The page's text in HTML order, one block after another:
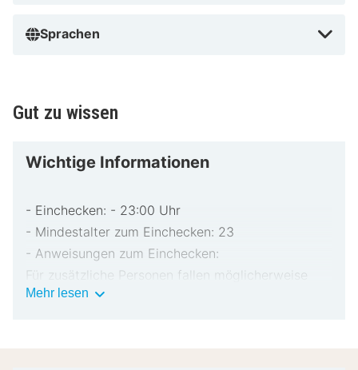
Sprachen
Gut zu wissen
Wichtige Informationen
- Einchecken: - 23:00 Uhr
- Mindestalter zum Einchecken: 23
- Anweisungen zum Einchecken:
Für zusätzliche Personen fallen möglicherweise
Gebühren an, die abhängig von den Bestimmungen
Mehr lesen Wichtige